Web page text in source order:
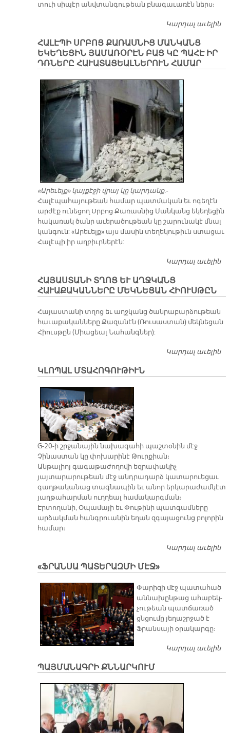
տուի սի­պէր անվ­տան­գու­թեան բնա­գա­ւա­ռէն ներս։
Կարդալ աւելին
ՀԱԼԷՊԻ ՍՐԲՈՑ ՔԱՌԱՍՆԻՑ ՄԱՆԿԱՆՑ
ԵԿԵՂԵՑԻՆ ՅԱՄԱՌՕՐԷՆ ԲԱՑ ԿԸ ՊԱՀԷ ԻՐ
ԴՌՆԵՐԸ ՀԱՒԱՏԱՑԵԱԼՆԵՐՈՒՆ ՀԱՄԱՐ
«Արեւելք» կայքէջի վրայ կը կարդանք.-
Հա­լէ­պա­հայու­թեան հա­մար պատ­մա­կան եւ ո­գե­ղէն
ար­ժէք ու­նե­ցող Սրբոց Քա­ռաս­նից Ման­կանց ե­կե­ղե­ցին
հա­կա­ռակ ծանր ա­ւե­րա­ծու­թեան կը շա­րու­նա­կէ մնալ
կան­գուն: «Ա­րե­ւելք» այս մա­սին տե­ղե­կու­թիւն ստա­ցաւ
Հա­լէ­պի իր աղ­բիւր­նե­րէն:
Կարդալ աւելին
ՀԱՅԱՍՏԱՆԻ ՏՂՈՑ ԵՒ ԱՂՋԿԱՆՑ
ՀԱՒԱՔԱԿԱՆՆԵՐԸ ՄԵԿՆԵՑԱՆ ՀԻՈՒՍԹԸՆ
Հա­յաս­տա­նի տղոց եւ աղջ­կանց ծան­րա­բար­ձու­թեան
հա­ւա­քա­կան­նե­րը Քա­զա­նէն (Ռու­սաս­տան) մեկ­նե­ցան
Հիուս­թըն (Միա­ցեալ Նա­հանգ­ներ):
Կարդալ աւելին
ԿԼՈՊԱԼ ՄՏԱՀՈԳՈՒԹԻՒՆ
G-20-ի շրջանային նախագահի պաշտօնին մէջ
Չինաստան կը փոխարինէ Թուրքիան։
Անթալիոյ գագաթաժողովի եզրափակիչ
յայտարարութեան մէջ անդրադարձ կատարուեցաւ
գաղթականաց տագնապին եւ անոր երկարաժամկէտ
յաղթահարման ուղղեալ համակարգման։
Էրտողանի, Օպամայի եւ Փութինի պատգամները
արձակման հանգրուանին եղան զգայացունց բոլորին
համար։
Կարդալ աւելին
«ՖՐԱՆՍԱ ՊԱՏԵՐԱԶՄԻ ՄԷՋ»
Փա­րի­զի մէջ պա­տա­հած
ան­նա­խըն­թաց ա­հա­բեկ­
չու­թեան պատ­ճա­ռած
ցնցու­մը յե­ղաշր­ջած է
Ֆրան­սա­յի օ­րա­կար­գը։
Կարդալ աւելին
ՊԱՅՄԱՆԱԳՐԻ ՔՆՆԱՐԿՈՒՄ